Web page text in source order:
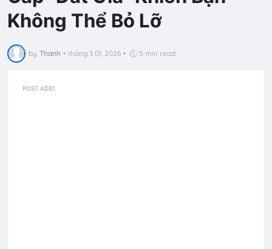
Không Thể Bỏ Lỡ
by Thanh • tháng 3 01, 2026 • 5 min read
POST ADS1